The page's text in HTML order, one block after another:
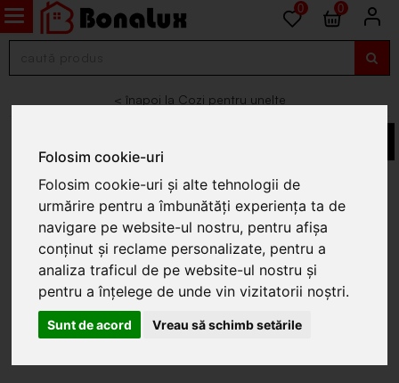
Folosim cookie-uri
Folosim cookie-uri și alte tehnologii de
urmărire pentru a îmbunătăți experiența ta de
navigare pe website-ul nostru, pentru afișa
conținut și reclame personalizate, pentru a
analiza traficul de pe website-ul nostru și
pentru a înțelege de unde vin vizitatorii noștri.
Sunt de acord Vreau să schimb setările
0 0
Cozi pentru unelte